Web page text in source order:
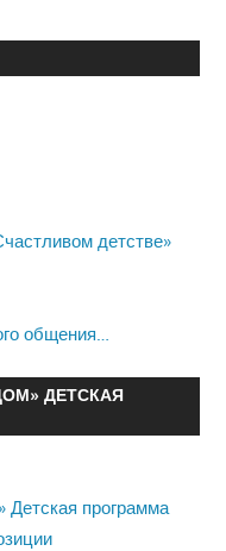
детстве»
общения…
ДЕТСКАЯ
Детская программа